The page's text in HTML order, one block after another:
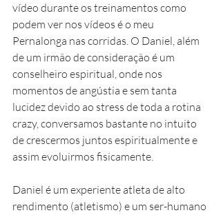
vídeo durante os treinamentos como
podem ver nos vídeos é o meu
Pernalonga nas corridas. O Daniel, além
de um irmão de consideração é um
conselheiro espiritual, onde nos
momentos de angústia e sem tanta
lucidez devido ao stress de toda a rotina
crazy, conversamos bastante no intuito
de crescermos juntos espiritualmente e
assim evoluirmos fisicamente.
Daniel é um experiente atleta de alto
rendimento (atletismo) e um ser-humano